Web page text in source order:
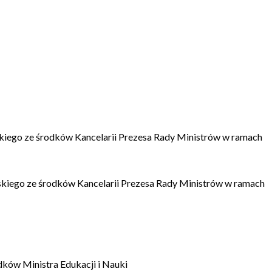
ze środków Kancelarii Prezesa Rady Ministrów w ramach
ze środków Kancelarii Prezesa Rady Ministrów w ramach
Ministra Edukacji i Nauki